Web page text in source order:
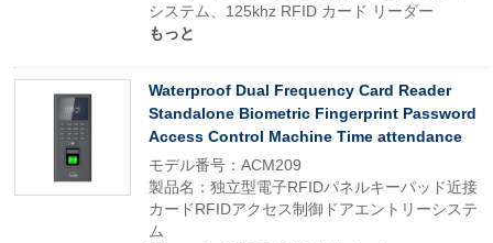
システム、125khz RFID カード リーダー
もっと
Waterproof Dual Frequency Card Reader
Standalone Biometric Fingerprint Password
Access Control Machine Time attendance
モデル番号：ACM209
製品名：独立型電子RFIDパネルキーパッド近接
カードRFIDアクセス制御ドアエントリーシステ
ム